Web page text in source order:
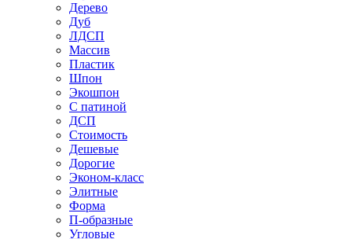
Дерево
Дуб
ЛДСП
Массив
Пластик
Шпон
Экошпон
С патиной
ДСП
Стоимость
Дешевые
Дорогие
Эконом-класс
Элитные
Форма
П-образные
Угловые